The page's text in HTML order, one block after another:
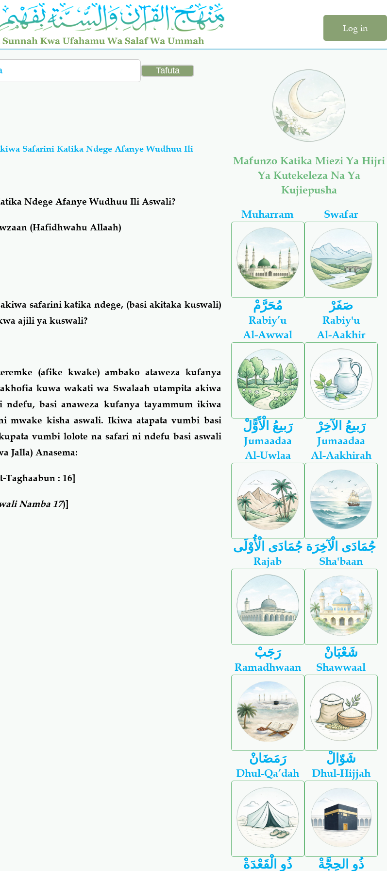
Log in
Safarini Katika Ndege Afanye Wudhuu Ili
Ndege Afanye Wudhuu Ili Aswali?
(Hafidhwahu Allaah)
safarini katika ndege, (basi akitaka kuswali)
ajili ya kuswali?
(afike kwake) ambako ataweza kufanya
kuwa wakati wa Swalaah utampita akiwa
basi anaweza kufanya tayammum ikiwa
mwake kisha aswali. Ikiwa atapata vumbi basi
vumbi lolote na safari ni ndefu basi aswali
Jalla) Anasema:
Taghaabun : 16]
Namba 17)]
Mafunzo Katika Miezi Ya Hijri
Ya Kutekeleza Na Ya
Kujiepusha
Muharram
مُحَرَّمْ
Swafar
صَفَرْ
Rabiy’u
Al-Awwal
رَبيعُ الْأَوًّلْ
Rabiy'u
Al-Aakhir
رَبيعُ الآخِرْ
Jumaadaa
Al-Uwlaa
جُمَادَى الْأُوْلَى
Jumaadaa
Al-Aakhirah
جُمَادَى الْآخِرَة
Rajab
رَجَبْ
Sha'baan
شَعْبَانْ
Ramadhwaan
رَمَضَانْ
Shawwaal
شَوّالْ
Dhul-Qa’dah
ذُو الْقَعْدَةْ
Dhul-Hijjah
ذُو الحِجَّةْ